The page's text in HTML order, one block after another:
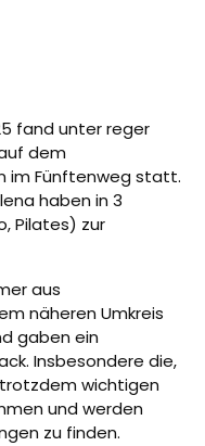
fand unter reger
dem
im Fünftenweg statt.
haben in 3
Pilates) zur
aus
näheren Umkreis
gaben ein
Insbesondere die,
wichtigen
und werden
zu finden.